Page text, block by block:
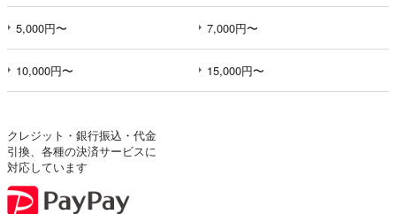
5,000円〜 7,000円〜
10,000円〜 15,000円〜
クレジット・銀行振込・代金
引換、各種の決済サービスに
対応しています